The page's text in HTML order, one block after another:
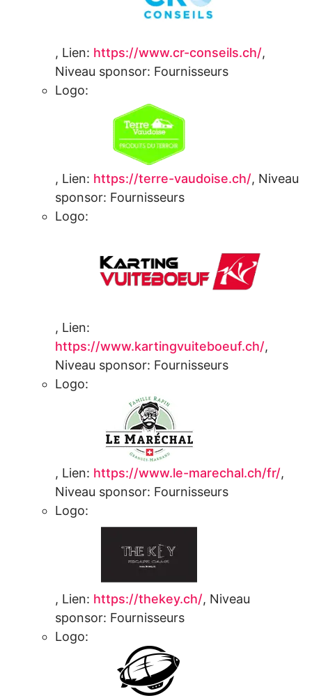
, Lien: https://www.cr-conseils.ch/,
Niveau sponsor: Fournisseurs
Logo:
, Lien: https://terre-vaudoise.ch/, Niveau
sponsor: Fournisseurs
Logo:
, Lien:
https://www.kartingvuiteboeuf.ch/,
Niveau sponsor: Fournisseurs
Logo:
, Lien: https://www.le-marechal.ch/fr/,
Niveau sponsor: Fournisseurs
Logo:
, Lien: https://thekey.ch/, Niveau
sponsor: Fournisseurs
Logo: